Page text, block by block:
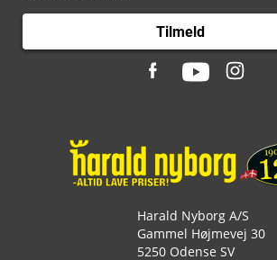
Tilmeld
Harald Nyborg A/S
Gammel Højmevej 30
5250 Odense SV